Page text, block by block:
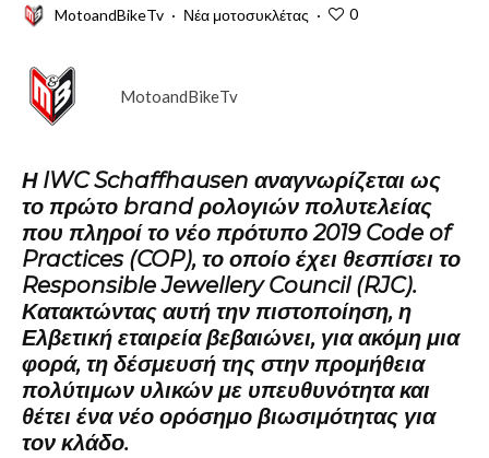
MotoandBikeTv · Νέα μοτοσυκλέτας · 0
MotoandBikeTv
Η IWC Schaffhausen αναγνωρίζεται ως
το πρώτο brand ρολογιών πολυτελείας
που πληροί το νέο πρότυπο 2019 Code of
Practices (COP), το οποίο έχει θεσπίσει το
Responsible Jewellery Council (RJC).
Κατακτώντας αυτή την πιστοποίηση, η
Ελβετική εταιρεία βεβαιώνει, για ακόμη μια
φορά, τη δέσμευσή της στην προμήθεια
πολύτιμων υλικών με υπευθυνότητα και
θέτει ένα νέο ορόσημο βιωσιμότητας για
τον κλάδο.